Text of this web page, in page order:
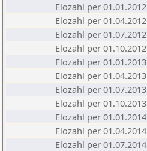
Elozahl per 01.01.2012
Elozahl per 01.04.2012
Elozahl per 01.07.2012
Elozahl per 01.10.2012
Elozahl per 01.01.2013
Elozahl per 01.04.2013
Elozahl per 01.07.2013
Elozahl per 01.10.2013
Elozahl per 01.01.2014
Elozahl per 01.04.2014
Elozahl per 01.07.2014